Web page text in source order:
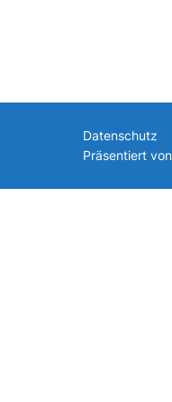
Datenschutz
Präsentiert